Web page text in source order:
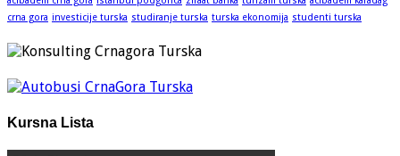
crna gora investicije turska studiranje turska turska ekonomija studenti turska
Kursna Lista